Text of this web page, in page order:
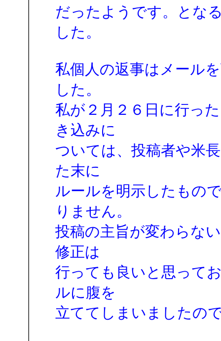
だったようです。とな
した。
私個人の返事はメール
した。
私が２月２６日に行っ
き込みに
ついては、投稿者や米
た末に
ルールを明示したもの
りません。
投稿の主旨が変わらな
修正は
行っても良いと思って
ルに腹を
立ててしまいましたの